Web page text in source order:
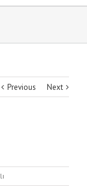
Previous Next